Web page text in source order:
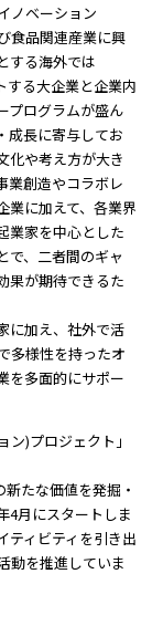
ノベーション
食品関連産業に興
する海外では
る大企業と企業内
プログラムが盛ん
成長に寄与してお
化や考え方が大き
業創造やコラボレ
業に加えて、各業界
業家を中心とした
で、二者間のギャ
果が期待できるた
に加え、社外で活
多様性を持ったオ
を多面的にサポー
)プロジェクト」
たな価値を発掘・
4月にスタートしま
ティビティを引き出
動を推進していま